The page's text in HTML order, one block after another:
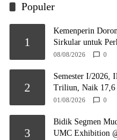
Populer
1
Kemenperin
Sirkular untuk
08/08/2026 0
2
Semester I/2026,
Triliun, Naik 17,6
01/08/2026 0
3
Bidik Segmen
UMC Exhibition